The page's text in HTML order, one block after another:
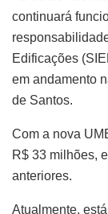
continuará
Edificações
em andamento
de Santos.
Com a nova
R$ 33 milhões,
anteriores.
Atualmente,